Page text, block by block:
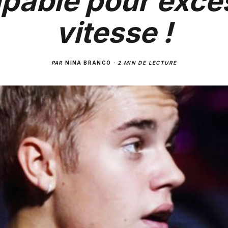
vitesse !
PARNINA BRANCO · 2 MIN DE LECTURE